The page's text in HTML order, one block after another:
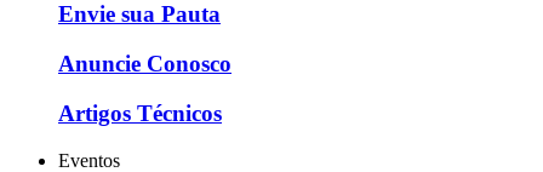
Envie sua Pauta
Anuncie Conosco
Artigos Técnicos
Eventos